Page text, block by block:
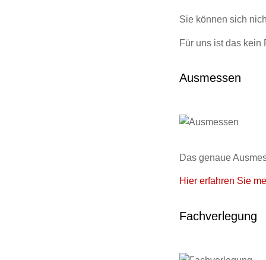
Sie können sich
Für uns ist das kein
Ausmessen
Das genaue
Hier erfahren Sie
Fachverlegung